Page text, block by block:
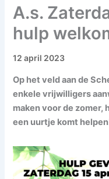
A.s.
hulp
12 april 2023
Op het veld aan de
enkele vrijwilligers
maken voor de zomer,
een uurtje komt